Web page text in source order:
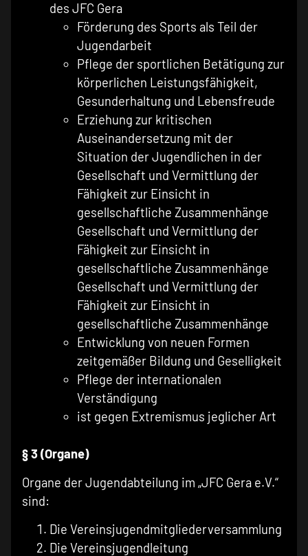
des JFC Gera
Förderung des Sports als Teil der
Jugendarbeit
Pflege der sportlichen Betätigung zur
körperlichen Leistungsfähigkeit,
Gesunderhaltung und Lebensfreude
Erziehung zur kritischen
Auseinandersetzung mit der
Situation der Jugendlichen in der
Gesellschaft und Vermittlung der
Fähigkeit zur Einsicht in
gesellschaftliche Zusammenhänge
Gesellschaft und Vermittlung der
Fähigkeit zur Einsicht in
gesellschaftliche Zusammenhänge
Gesellschaft und Vermittlung der
Fähigkeit zur Einsicht in
gesellschaftliche Zusammenhänge
Entwicklung von neuen Formen
zeitgemäßer Bildung und Geselligkeit
Pflege der internationalen
Verständigung
ist gegen Extremismus jeglicher Art
§ 3 (Organe)
Organe der Jugendabteilung im „JFC Gera e.V.“
sind:
Die Vereinsjugendmitgliederversammlung
Die Vereinsjugendleitung